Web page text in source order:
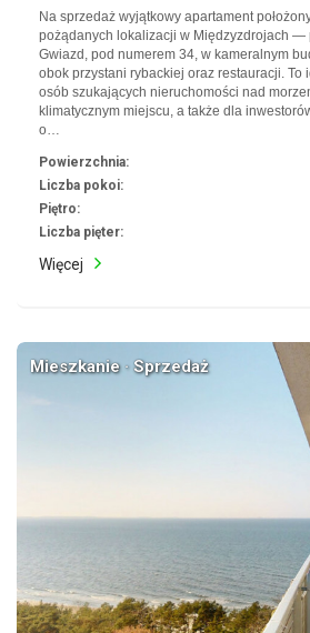
Na sprzedaż wyjątkowy apartament
pożądanych lokalizacji w Międzyzdrojach —
Gwiazd, pod numerem 34, w kameralnym
obok przystani rybackiej oraz restauracji. To
osób szukających nieruchomości nad
klimatycznym miejscu, a także dla
o…
Powierzchnia:
Liczba pokoi:
Piętro:
Liczba pięter:
Więcej
Mieszkanie · Sprzedaż